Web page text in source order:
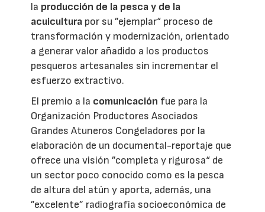
la producción de la pesca y de la
acuicultura por su ”ejemplar“ proceso de
transformación y modernización, orientado
a generar valor añadido a los productos
pesqueros artesanales sin incrementar el
esfuerzo extractivo.
El premio a la comunicación fue para la
Organización Productores Asociados
Grandes Atuneros Congeladores por la
elaboración de un documental-reportaje que
ofrece una visión ”completa y rigurosa“ de
un sector poco conocido como es la pesca
de altura del atún y aporta, además, una
”excelente” radiografía socioeconómica de